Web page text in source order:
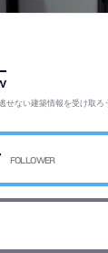
ない建築情報を受け取ろ